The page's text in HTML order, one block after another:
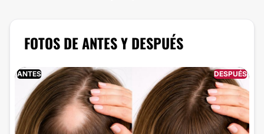
FOTOS DE ANTES Y DESPUÉS
ANTES DESPUÉS